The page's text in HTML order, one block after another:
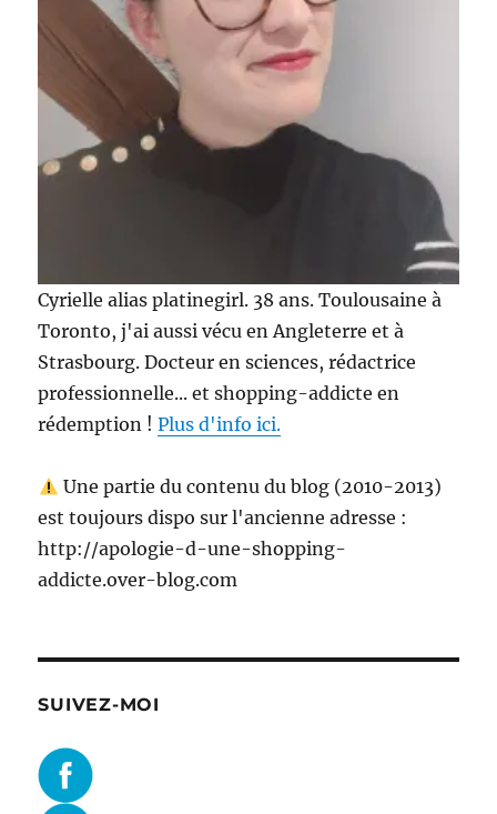
Cyrielle alias platinegirl. 38 ans. Toulousaine à
Toronto, j'ai aussi vécu en Angleterre et à
Strasbourg. Docteur en sciences, rédactrice
professionnelle... et shopping-addicte en
rédemption !Plus d'info ici.
Une partie du contenu du blog (2010-2013)
est toujours dispo sur l'ancienne adresse :
http://apologie-d-une-shopping-
addicte.over-blog.com
SUIVEZ-MOI